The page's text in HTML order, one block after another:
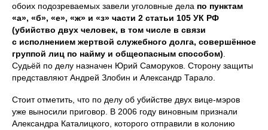
обоих подозреваемых завели уголовные дела по пунктам
«а», «б», «е», «ж» и «з» части 2 статьи 105 УК РФ
(убийство двух человек, в том числе в связи
с исполнением жертвой служебного долга, совершённое
группой лиц по найму и общеопасным способом)
Судьёй по делу назначен Юрий Саморуков. Сторону защиты
представляют Андрей Злобин и Александр Тарало.
Стоит отметить, что по делу об убийстве двух вице-мэров
уже выносили приговор. В 2006 году виновным признали
Александра Каталицкого, которого отправили в колонию